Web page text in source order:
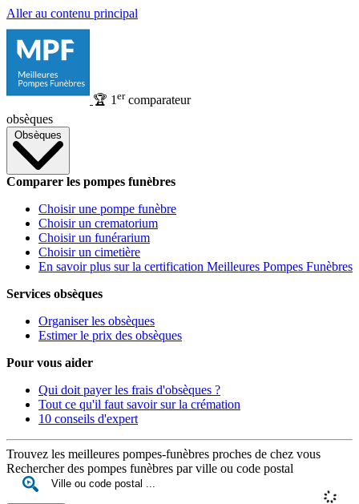
Aller au contenu principal
🏆 1 ercomparateur
obsèques
Obsèques
Comparer les pompes funèbres
Choisir une pompe funèbre
Choisir un crematorium
Choisir un funérarium
Choisir un cimetière
En savoir plus sur la certification Meilleures Pompes Funèbres
Services obsèques
Organiser les obsèques
Estimer le prix des obsèques
Pour vous aider
Qui doit payer les frais d'obsèques ?
Tout ce qu'il faut savoir sur la crémation
10 conseils d'expert
Trouvez les meilleures pompes-funèbres proches de chez vous
Rechercher des pompes funèbres par ville ou code postal